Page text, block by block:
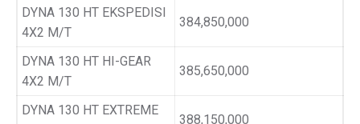
DYNA 130 HT EKSPEDISI
4X2 M/T
384,850,000
DYNA 130 HT HI-GEAR
4X2 M/T
385,650,000
DYNA 130 HT EXTREME
388,150,000